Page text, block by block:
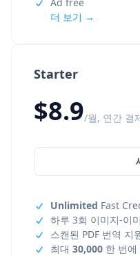
Starter
$8.9/월, 연간 결
Unlimited Fast
하루 3회 이미지-이
스캔된 PDF 번역 지
최대 30,000 한 번
더 보기 →